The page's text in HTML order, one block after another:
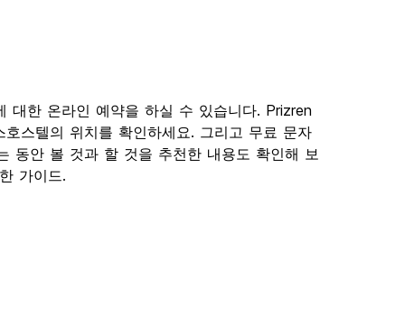
대한 온라인 예약을 하실 수 있습니다. Prizren
스텔의 위치를 확인하세요. 그리고 무료 문자
동안 볼 것과 할 것을 추천한 내용도 확인해 보
가이드.